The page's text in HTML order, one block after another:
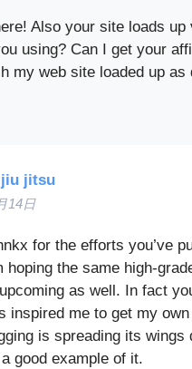
Also your site loads up
using? Can I get your
my web site loaded up as
jitsu
14日
for the efforts you’ve
hoping the same high-
as well. In fact
inspired me to get my own
is spreading its wings
good example of it.